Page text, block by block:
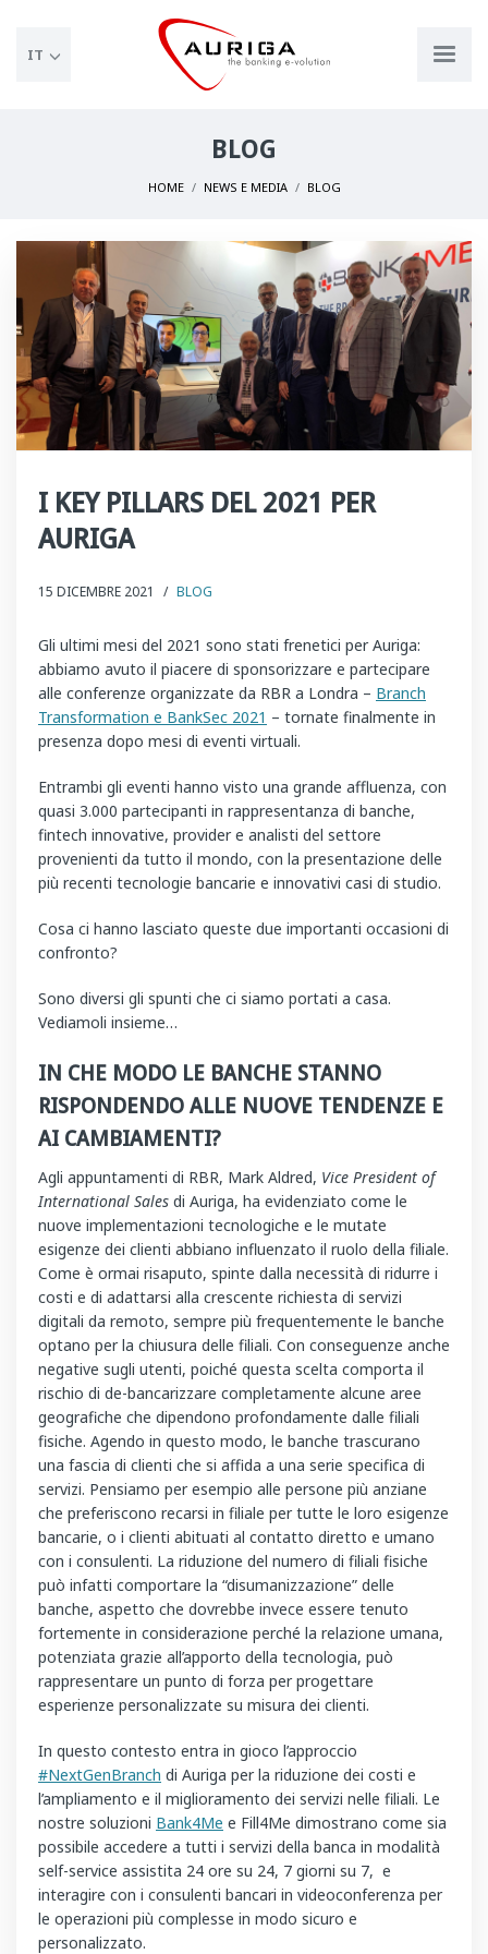
IT
BLOG
HOME NEWS E MEDIA BLOG
I KEY PILLARS DEL 2021 PER
AURIGA
15 DICEMBRE 2021 / BLOG
Gli ultimi mesi del 2021 sono stati frenetici per Auriga:
abbiamo avuto il piacere di sponsorizzare e partecipare
alle conferenze organizzate da RBR a Londra – Branch
Transformation e BankSec 2021 – tornate finalmente in
presenza dopo mesi di eventi virtuali.
Entrambi gli eventi hanno visto una grande affluenza, con
quasi 3.000 partecipanti in rappresentanza di banche,
fintech innovative, provider e analisti del settore
provenienti da tutto il mondo, con la presentazione delle
più recenti tecnologie bancarie e innovativi casi di studio.
Cosa ci hanno lasciato queste due importanti occasioni di
confronto?
Sono diversi gli spunti che ci siamo portati a casa.
Vediamoli insieme…
IN CHE MODO LE BANCHE STANNO
RISPONDENDO ALLE NUOVE TENDENZE E
AI CAMBIAMENTI?
Agli appuntamenti di RBR, Mark Aldred, Vice President of
International Sales di Auriga, ha evidenziato come le
nuove implementazioni tecnologiche e le mutate
esigenze dei clienti abbiano influenzato il ruolo della filiale.
Come è ormai risaputo, spinte dalla necessità di ridurre i
costi e di adattarsi alla crescente richiesta di servizi
digitali da remoto, sempre più frequentemente le banche
optano per la chiusura delle filiali. Con conseguenze anche
negative sugli utenti, poiché questa scelta comporta il
rischio di de-bancarizzare completamente alcune aree
geografiche che dipendono profondamente dalle filiali
fisiche. Agendo in questo modo, le banche trascurano
una fascia di clienti che si affida a una serie specifica di
servizi. Pensiamo per esempio alle persone più anziane
che preferiscono recarsi in filiale per tutte le loro esigenze
bancarie, o i clienti abituati al contatto diretto e umano
con i consulenti. La riduzione del numero di filiali fisiche
può infatti comportare la “disumanizzazione” delle
banche, aspetto che dovrebbe invece essere tenuto
fortemente in considerazione perché la relazione umana,
potenziata grazie all’apporto della tecnologia, può
rappresentare un punto di forza per progettare
esperienze personalizzate su misura dei clienti.
In questo contesto entra in gioco l’approccio
#NextGenBranch di Auriga per la riduzione dei costi e
l’ampliamento e il miglioramento dei servizi nelle filiali. Le
nostre soluzioni Bank4Me e Fill4Me dimostrano come sia
possibile accedere a tutti i servizi della banca in modalità
self-service assistita 24 ore su 24, 7 giorni su 7, e
interagire con i consulenti bancari in videoconferenza per
le operazioni più complesse in modo sicuro e
personalizzato.